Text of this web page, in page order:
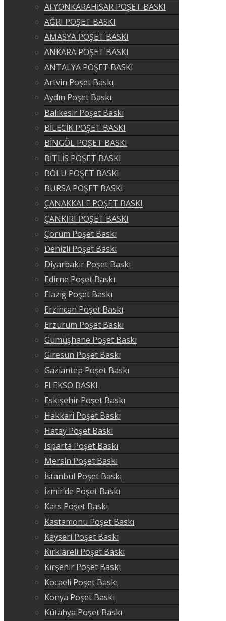
AFYONKARAHİSAR POŞET BASKI
AĞRI POŞET BASKI
AMASYA POŞET BASKI
ANKARA POŞET BASKI
ANTALYA POŞET BASKI
Artvin Poşet Baskı
Aydın Poşet Baskı
Balıkesir Poşet Baskı
BİLECİK POŞET BASKI
BİNGÖL POŞET BASKI
BİTLİS POŞET BASKI
BOLU POŞET BASKI
BURSA POŞET BASKI
ÇANAKKALE POŞET BASKI
ÇANKIRI POŞET BASKI
Çorum Poşet Baskı
Denizli Poşet Baskı
Diyarbakır Poşet Baskı
Edirne Poşet Baskı
Elazığ Poşet Baskı
Erzincan Poşet Baskı
Erzurum Poşet Baskı
Gümüşhane Poşet Baskı
Giresun Poşet Baskı
Gaziantep Poşet Baskı
FLEKSO BASKI
Eskişehir Poşet Baskı
Hakkari Poşet Baskı
Hatay Poşet Baskı
Isparta Poşet Baskı
Mersin Poşet Baskı
İstanbul Poşet Baskı
İzmir’de Poşet Baskı
Kars Poşet Baskı
Kastamonu Poşet Baskı
Kayseri Poşet Baskı
Kırklareli Poşet Baskı
Kırşehir Poşet Baskı
Kocaeli Poşet Baskı
Konya Poşet Baskı
Kütahya Poşet Baskı